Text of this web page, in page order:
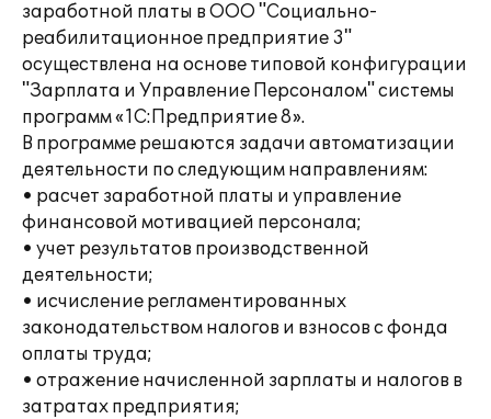
заработной платы в ООО "Социально-
реабилитационное предприятие 3"
осуществлена на основе типовой конфигурации
"Зарплата и Управление Персоналом" системы
программ «1С:Предприятие 8».
В программе решаются задачи автоматизации
деятельности по следующим направлениям:
• расчет заработной платы и управление
финансовой мотивацией персонала;
• учет результатов производственной
деятельности;
• исчисление регламентированных
законодательством налогов и взносов с фонда
оплаты труда;
• отражение начисленной зарплаты и налогов в
затратах предприятия;